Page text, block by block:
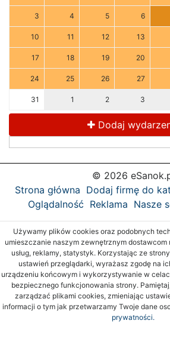
3 4 5 6
10 11 12 13
17 18 19 20
24 25 26 27
31 1 2 3
Dodaj
© 2026
Strona główna Dodaj firmę do
Oglądalność Reklama Nasze
Używamy plików cookies oraz podobnych
umieszczanie naszym zewnętrznym dostawcom
usług, reklamy, statystyk. Korzystając ze
ustawień przeglądarki, wyrażasz zgodę na
urządzeniu końcowym i wykorzystywanie w
bezpiecznego funkcjonowania strony.
zarządzać plikami cookies, zmieniając
informacji o tym jak przetwarzamy Twoje dane
prywatności.